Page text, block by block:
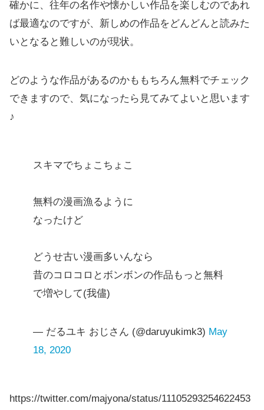
確かに、往年の名作や懐かしい作品を楽しむのであれ
ば最適なのですが、新しめの作品をどんどんと読みた
いとなると難しいのが現状。
どのような作品があるのかももちろん無料でチェック
できますので、気になったら見てみてよいと思います
♪
スキマでちょこちょこ
無料の漫画漁るように
なったけど
どうせ古い漫画多いんなら
昔のコロコロとボンボンの作品もっと無料
で増やして(我儘)
— だるユキ おじさん (@daruyukimk3) May
18, 2020
https://twitter.com/majyona/status/11105293254622453